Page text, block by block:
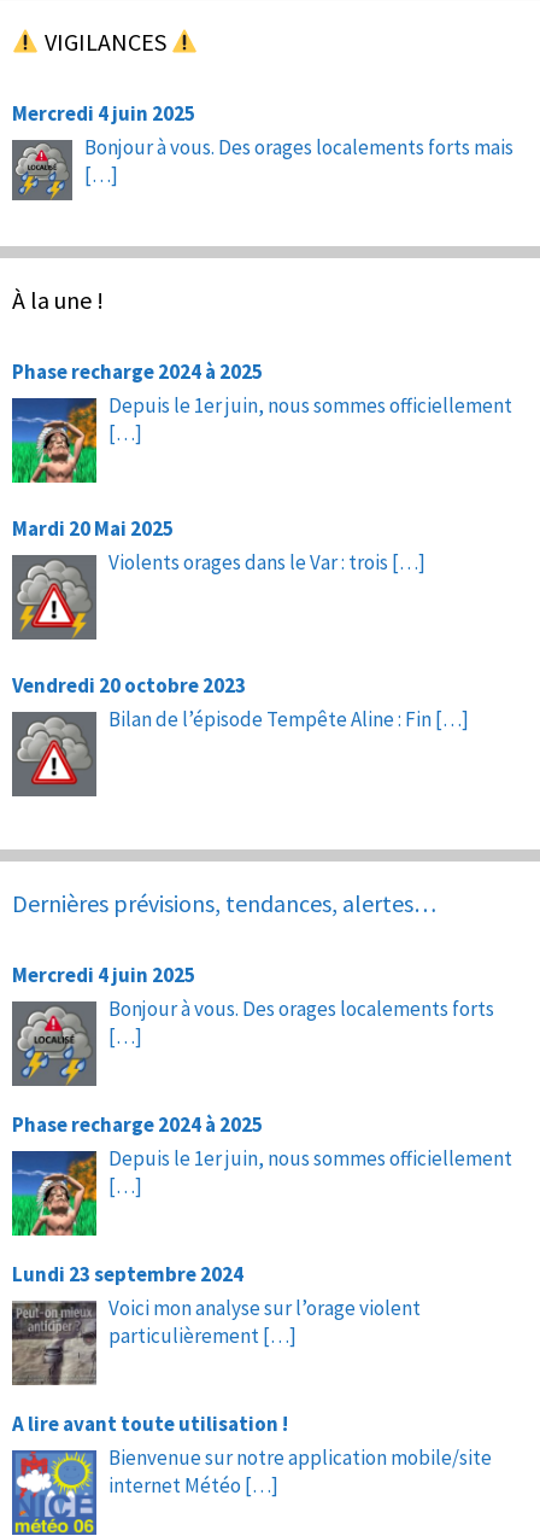
VIGILANCES
Mercredi 4 juin 2025
Bonjour à vous. Des orages localements forts mais
[…]
À la une !
Phase recharge 2024 à 2025
Depuis le 1er juin, nous sommes officiellement
[…]
Mardi 20 Mai 2025
Violents orages dans le Var : trois […]
Vendredi 20 octobre 2023
Bilan de l’épisode Tempête Aline : Fin[…]
Dernières prévisions, tendances, alertes…
Mercredi 4 juin 2025
Bonjour à vous. Des orages localements forts
[…]
Phase recharge 2024 à 2025
Depuis le 1er juin, nous sommes officiellement
[…]
Lundi 23 septembre 2024
Voici mon analyse sur l’orage violent
particulièrement[…]
A lire avant toute utilisation !
Bienvenue sur notre application mobile/site
internet Météo […]